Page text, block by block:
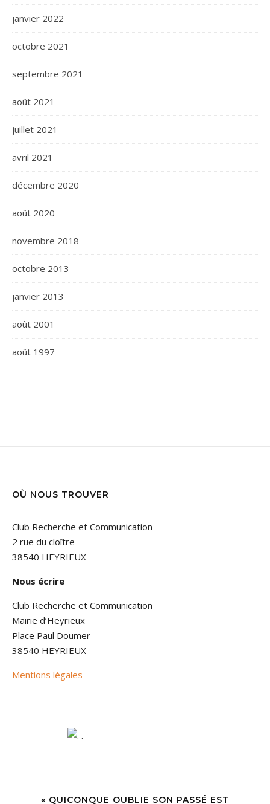
janvier 2022
octobre 2021
septembre 2021
août 2021
juillet 2021
avril 2021
décembre 2020
août 2020
novembre 2018
octobre 2013
janvier 2013
août 2001
août 1997
OÙ NOUS TROUVER
Club Recherche et Communication
2 rue du cloître
38540 HEYRIEUX
Nous écrire
Club Recherche et Communication
Mairie d’Heyrieux
Place Paul Doumer
38540 HEYRIEUX
Mentions légales
« QUICONQUE OUBLIE SON PASSÉ EST